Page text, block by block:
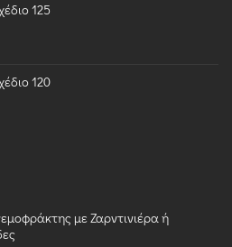
125
120
με Ζαρντινιέρα ή